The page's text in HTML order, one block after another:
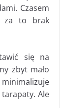
Czasem
za to brak
się na
zbyt mało
Ale